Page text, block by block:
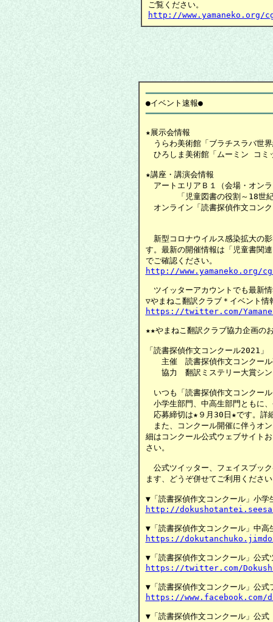
http://
●イベント速報 ●
★展示会情報
うらわ美術館「ブラチスラバ世
ひろしま美術館「ムーミン コミ
★講座・講演会情報
アートエリアＢ１（会場・オン
「児童図書の役割～18世紀ド
オンライン「読書探偵作文コン
新型コロナウイルス感染拡大の
す。最新の開催情報は「児童書関
http://www.yamaneko.org/
ツイッターアカウントでも最新
https://twitter.com/
★★やまねこ翻訳クラブ協力企画の
「読書探偵作文コンクール2021」
主催　読書探偵作文コンクール
協力　翻訳ミステリー大賞シン
いつも「読書探偵作文コンクー
小学生部門、中高生部門ともに
応募締切は★９月30日★です。詳
また、コンクール開催に伴うオ
細はコンクール公式ウェブサイト
さい。
公式ツイッター、フェイスブッ
ます、どうぞ併せてご利用くださ
http://
https://
https://twitter.com/
https://www.facebook.com/